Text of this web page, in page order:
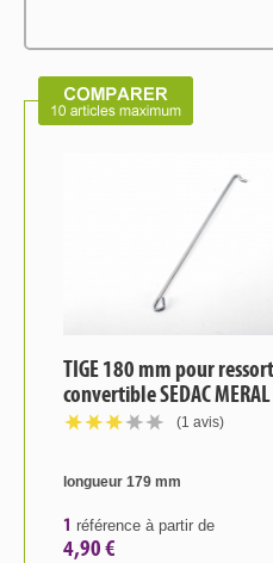
TIGE 180 mm pour
convertible SEDAC MERAL
(1 avis)
longueur 179 mm
1 référence à partir de
4,90 €